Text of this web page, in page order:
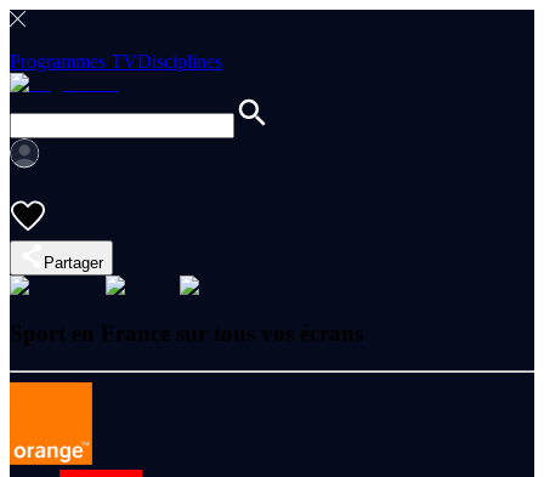
Programmes TVDisciplines
Partager
Sport en France sur tous vos écrans